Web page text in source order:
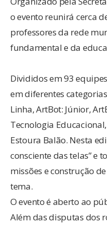
o evento reunirá cerca
professores da rede
fundamental e da
Divididos em 93
em diferentes
Linha, ArtBot: Júnior,
Tecnologia
Estoura Balão. Nesta
consciente das telas” e
missões e construção
tema.
O evento é aberto ao
Além das disputas dos